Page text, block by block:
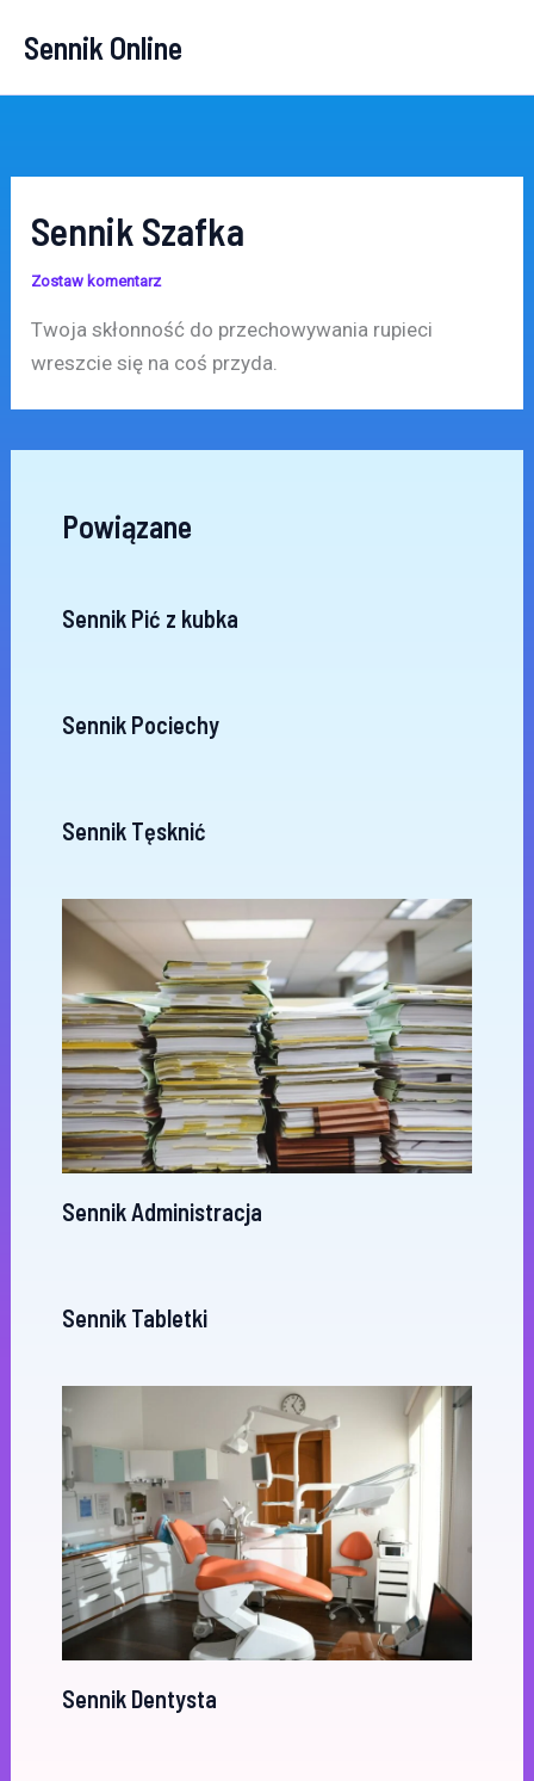
Sennik Online
Sennik Szafka
Zostaw komentarz
Twoja skłonność do przechowywania rupieci
wreszcie się na coś przyda.
Powiązane
Sennik Pić z kubka
Sennik Pociechy
Sennik Tęsknić
Sennik Administracja
Sennik Tabletki
Sennik Dentysta